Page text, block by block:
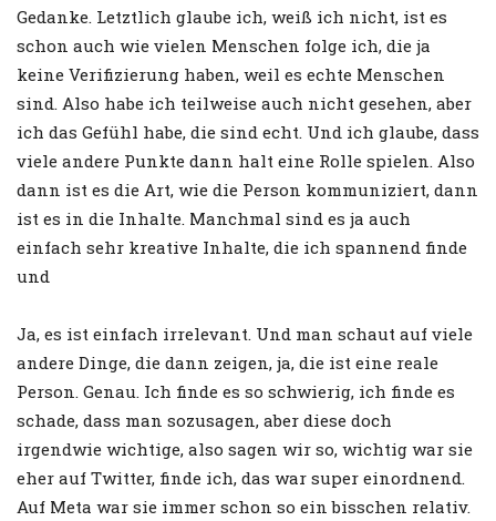
Gedanke. Letztlich glaube ich, weiß ich nicht, ist es
schon auch wie vielen Menschen folge ich, die ja
keine Verifizierung haben, weil es echte Menschen
sind. Also habe ich teilweise auch nicht gesehen, aber
ich das Gefühl habe, die sind echt. Und ich glaube, dass
viele andere Punkte dann halt eine Rolle spielen. Also
dann ist es die Art, wie die Person kommuniziert, dann
ist es in die Inhalte. Manchmal sind es ja auch
einfach sehr kreative Inhalte, die ich spannend finde
und
Ja, es ist einfach irrelevant. Und man schaut auf viele
andere Dinge, die dann zeigen, ja, die ist eine reale
Person. Genau. Ich finde es so schwierig, ich finde es
schade, dass man sozusagen, aber diese doch
irgendwie wichtige, also sagen wir so, wichtig war sie
eher auf Twitter, finde ich, das war super einordnend.
Auf Meta war sie immer schon so ein bisschen relativ.